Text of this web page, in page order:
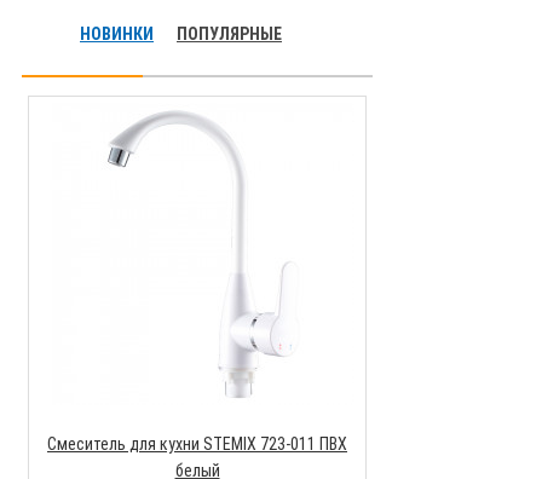
НОВИНКИ ПОПУЛЯРНЫЕ
Смеситель для кухни STEMIX 723-011 ПВХ
белый